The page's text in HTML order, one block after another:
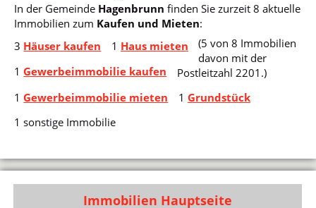
In der Gemeinde Hagenbrunn finden Sie zurzeit 8 aktuelle
Immobilien zum Kaufen und Mieten:
3 Häuser kaufen 1 Haus mieten
1Gewerbeimmobilie kaufen
1Gewerbeimmobilie mieten 1 Grundstück
1 sonstige Immobilie
(5 von 8 Immobilien
davon mit der
Postleitzahl 2201.)
Immobilien Hauptseite